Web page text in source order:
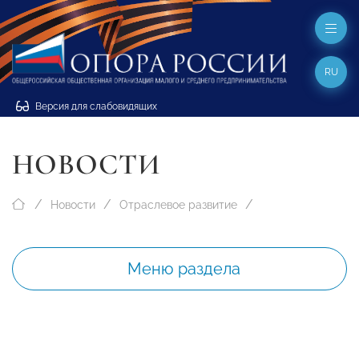
Версия для слабовидящих
RU
НОВОСТИ
Новости Отраслевое развитие
Меню раздела